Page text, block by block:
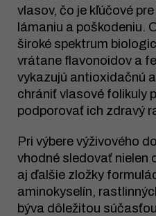
vlasov, čo je kľúčové
lámaniu a poškodeniu.
široké spektrum
vrátane flavonoidov a
vykazujú antioxidačnú
chrániť vlasové folikuly
podporovať ich zdravý
Pri výbere výživového
vhodné sledovať nielen
aj ďalšie zložky
aminokyselín,
býva dôležitou